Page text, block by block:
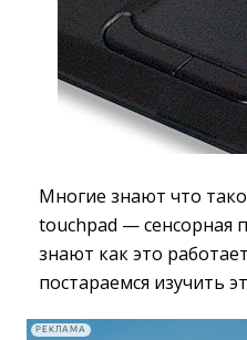
Многие знают что
touchpad — сенсорная
знают как это
постараемся изучить
РЕКЛАМА